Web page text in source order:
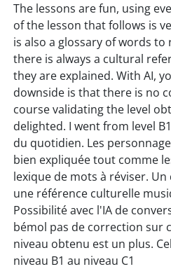
The lessons are fun, using
of the lesson that follows is
is also a glossary of words
there is always a cultural
they are explained. With AI,
downside is that there is no
course validating the level
delighted. I went from level
du quotidien. Les
bien expliquée tout comme
lexique de mots à réviser.
une référence culturelle
Possibilité avec l'IA de
bémol pas de correction sur
niveau obtenu est un plus.
niveau B1 au niveau C1